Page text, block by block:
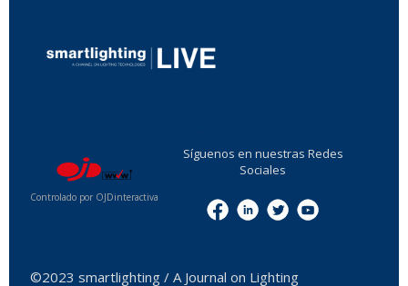
Controlado por OJDinteractiva
Síguenos en nuestras Redes
Sociales
©2023 smartlighting / A Journal on Lighting